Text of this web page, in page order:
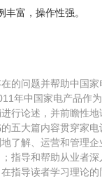
富，操作性强。
的问题并帮助中国
年中国家电产品作
行论述，并前瞻性
五大篇内容贯穿家
了解、运营和管理
指导和帮助从业者
指导读者学习理论